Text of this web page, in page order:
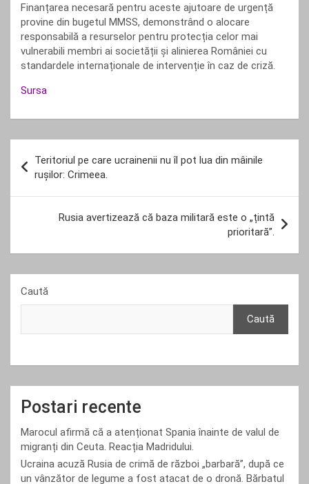
Finanțarea necesară pentru aceste ajutoare de urgență
provine din bugetul MMSS, demonstrând o alocare
responsabilă a resurselor pentru protecția celor mai
vulnerabili membri ai societății și alinierea României cu
standardele internaționale de intervenție în caz de criză.
Sursa
în
articole
Teritoriul pe care ucrainenii nu îl pot lua din mâinile
rușilor: Crimeea.
Rusia avertizează că baza militară este o „țintă
prioritară”.
Caută
Caută
Postari recente
Marocul afirmă că a atenționat Spania înainte de valul de
migranți din Ceuta. Reacția Madridului.
Ucraina acuză Rusia de crimă de război „barbară”, după ce
un vânzător de legume a fost atacat de o dronă. Bărbatul